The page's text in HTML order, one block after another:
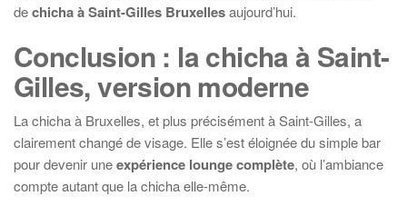
dechicha à Saint-Gilles Bruxellesaujourd’hui.
Conclusion : la chicha à Saint-
Gilles, version moderne
La chicha à Bruxelles, et plus précisément à Saint-Gilles, a
clairement changé de visage. Elle s’est éloignée du simple bar
pour devenir uneexpérience lounge complète, où l’ambiance
compte autant que la chicha elle-même.